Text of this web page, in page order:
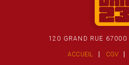
120 GRAND RUE 67000
ACCUEIL CGV